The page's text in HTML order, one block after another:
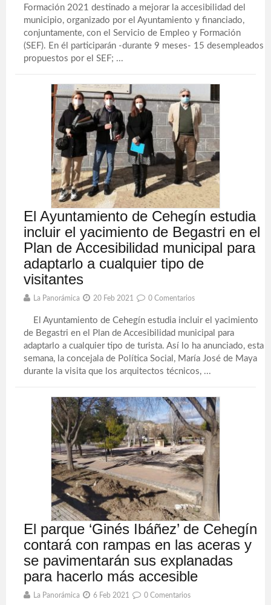
Formación 2021 destinado a mejorar la accesibilidad del
municipio, organizado por el Ayuntamiento y financiado,
conjuntamente, con el Servicio de Empleo y Formación
(SEF). En él participarán -durante 9 meses- 15 desempleados
propuestos por el SEF; ...
El Ayuntamiento de Cehegín estudia
incluir el yacimiento de Begastri en el
Plan de Accesibilidad municipal para
adaptarlo a cualquier tipo de
visitantes
La Panorámica 20 Feb 2021 0 Comentarios
El Ayuntamiento de Cehegín estudia incluir el yacimiento
de Begastri en el Plan de Accesibilidad municipal para
adaptarlo a cualquier tipo de turista. Así lo ha anunciado, esta
semana, la concejala de Política Social, María José de Maya
durante la visita que los arquitectos técnicos, ...
El parque ‘Ginés Ibáñez’ de Cehegín
contará con rampas en las aceras y
se pavimentarán sus explanadas
para hacerlo más accesible
La Panorámica 6 Feb 2021 0 Comentarios